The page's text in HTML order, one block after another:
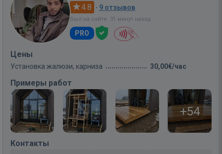
4.8 · 9 отзывов
Был на сайте: 31 минут назад
PRO
Цены
Установка жалюзи, карниза 30,00€/час
Примеры работ
+54
Контакты